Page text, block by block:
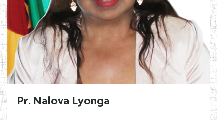
Pr. Nalova Lyonga